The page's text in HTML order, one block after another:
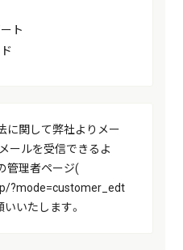
ト
に関して弊社よりメー
ールを受信できるよ
管理者ページ(
?mode=customer_edt
いたします。